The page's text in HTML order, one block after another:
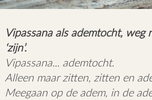
Vipassana als ademtocht, weg
‘zijn’.
Vipassana... ademtocht.
Alleen maar zitten, zitten en
Meegaan op de adem, in de